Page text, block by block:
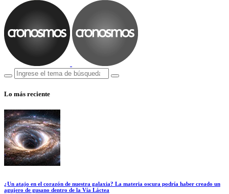
Lo más reciente
¿Un atajo en el corazón de nuestra galaxia? La materia oscura podría haber creado un
agujero de gusano dentro de la Vía Láctea